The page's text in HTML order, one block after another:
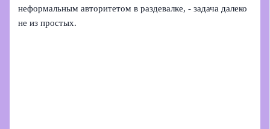
неформальным авторитетом в раздевалке, - задача далеко
не из простых.